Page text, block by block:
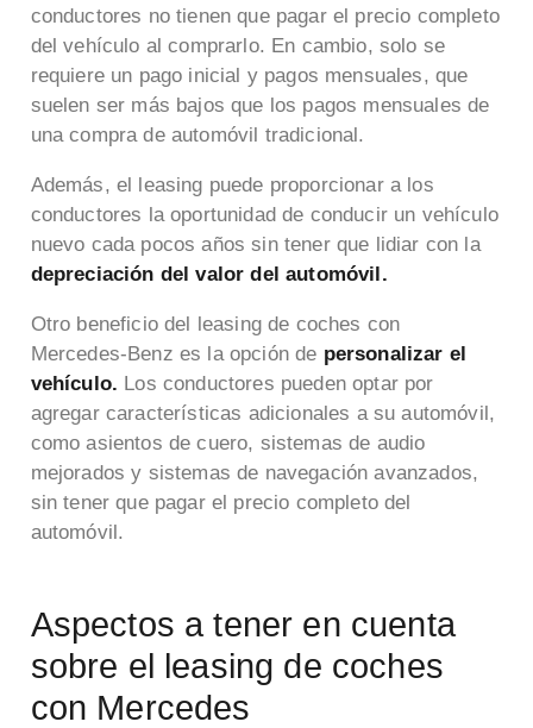
conductores no tienen que pagar el precio completo
del vehículo al comprarlo. En cambio, solo se
requiere un pago inicial y pagos mensuales, que
suelen ser más bajos que los pagos mensuales de
una compra de automóvil tradicional.
Además, el leasing puede proporcionar a los
conductores la oportunidad de conducir un vehículo
nuevo cada pocos años sin tener que lidiar con la
depreciación del valor del automóvil.
Otro beneficio del leasing de coches con
Mercedes-Benz es la opción de personalizar el
vehículo. Los conductores pueden optar por
agregar características adicionales a su automóvil,
como asientos de cuero, sistemas de audio
mejorados y sistemas de navegación avanzados,
sin tener que pagar el precio completo del
automóvil.
Aspectos a tener en cuenta
sobre el leasing de coches
con Mercedes